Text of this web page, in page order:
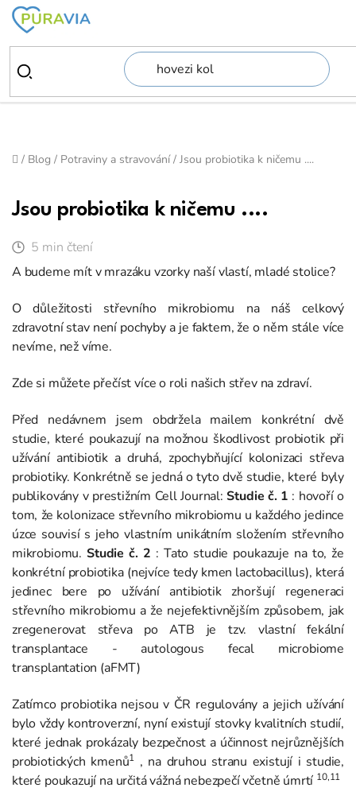
Přejít
obsah
Domů
/ Blog / Potraviny a stravování / Jsou probiotika k ničemu ....
Jsou probiotika k ničemu ....
5 min čtení
A budeme mít v mrazáku vzorky naší vlastí, mladé stolice?
O důležitosti střevního mikrobiomu na náš celkový
zdravotní stav není pochyby a je faktem, že o něm stále více
nevíme, než víme.
Zde si můžete přečíst více o roli našich střev na zdraví.
Před nedávnem jsem obdržela mailem konkrétní dvě
studie, které poukazují na možnou škodlivost probiotik při
užívání antibiotik a druhá, zpochybňující kolonizaci střeva
probiotiky. Konkrétně se jedná o tyto dvě studie, které byly
publikovány v prestižním Cell Journal:Studie č. 1 : hovoří o
tom, že kolonizace střevního mikrobiomu u každého jedince
úzce souvisí s jeho vlastním unikátním složením střevního
mikrobiomu.Studie č. 2 : Tato studie poukazuje na to, že
konkrétní probiotika (nejvíce tedy kmen lactobacillus), která
jedinec bere po užívání antibiotik zhoršují regeneraci
střevního mikrobiomu a že nejefektivnějším způsobem, jak
zregenerovat střeva po ATB je tzv. vlastní fekální
transplantace - autologous fecal microbiome
transplantation (aFMT)
Zatímco probiotika nejsou v ČR regulovány a jejich užívání
bylo vždy kontroverzní, nyní existují stovky kvalitních studií,
které jednak prokázaly bezpečnost a účinnost nejrůznějších
probiotických kmenů1 , na druhou stranu existují i studie,
které poukazují na určitá vážná nebezpečí včetně úmrtí 10,11